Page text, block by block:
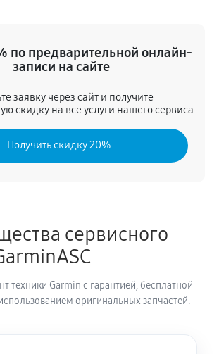
Garmin 130 Plus MTB
руб 60 минут
велокомпьютера Garmin 130
руб 60 минут
велокомпьютера Garmin 130 Plus
по предварительной онлайн-
записи на сайте
заявку через сайт и получите
скидку на все услуги нашего сервиса
Получить скидку 20%
сервисного
техники Garmin с гарантией, бесплатной
оригинальных запчастей.